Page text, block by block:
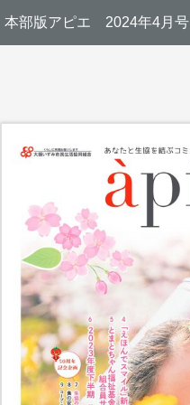
本部版アピエ 2024年4月号